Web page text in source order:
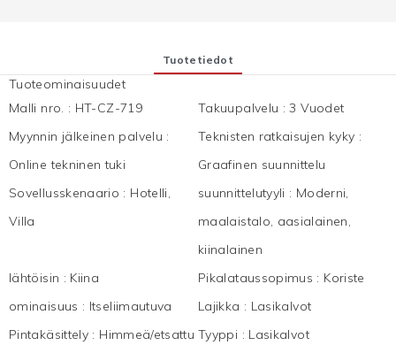
Tuotetiedot
Tuoteominaisuudet
Malli nro. : HT-CZ-719 Takuupalvelu :3 Vuodet
Myynnin jälkeinen palvelu :
Online tekninen tuki
Teknisten ratkaisujen kyky :
Graafinen suunnittelu
Sovellusskenaario : Hotelli,
Villa
suunnittelutyyli : Moderni,
maalaistalo, aasialainen,
kiinalainen
lähtöisin : Kiina Pikalataussopimus : Koriste
ominaisuus : Itseliimautuva Lajikka : Lasikalvot
Pintakäsittely : Himmeä/etsattu Tyyppi : Lasikalvot